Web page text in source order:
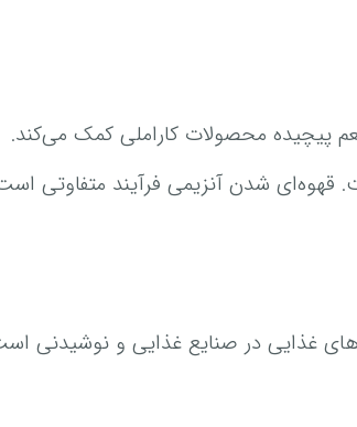
پیچیده محصولات کاراملی کمک می‌کند.
شدن آنزیمی فرآیند متفاوتی است
غذایی در صنایع غذایی و نوشیدنی